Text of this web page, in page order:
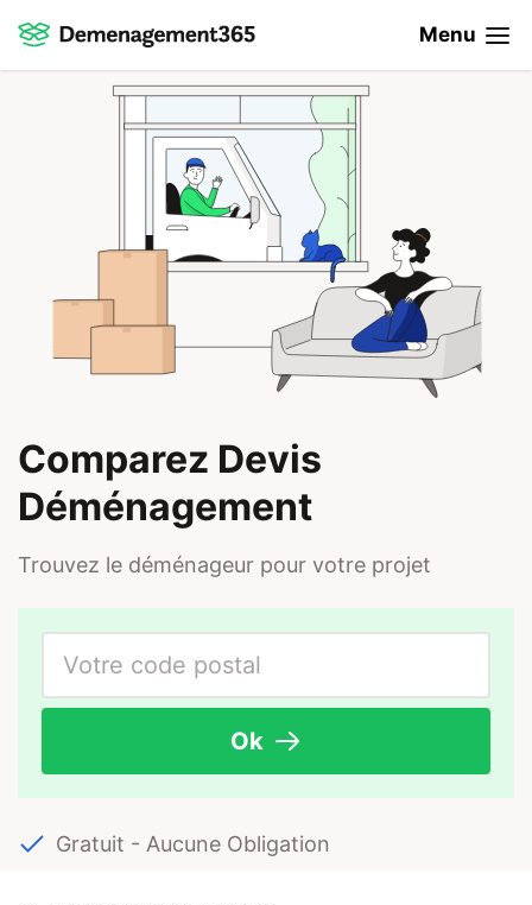
Menu
Comparez Devis
Déménagement
Trouvez le déménageur pour votre projet
Ok
Gratuit - Aucune Obligation